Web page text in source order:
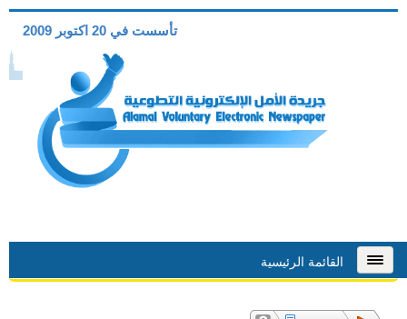
تأسست في 20 اكتوبر 2009
القائمة الرئيسية